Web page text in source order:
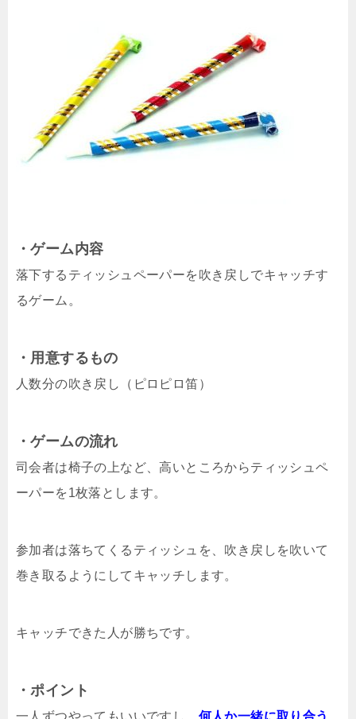
・ゲーム内容
落下するティッシュペーパーを吹き戻しでキャッチす
るゲーム。
・用意するもの
人数分の吹き戻し（ピロピロ笛）
・ゲームの流れ
司会者は椅子の上など、高いところからティッシュペ
ーパーを1枚落とします。
参加者は落ちてくるティッシュを、吹き戻しを吹いて
巻き取るようにしてキャッチします。
キャッチできた人が勝ちです。
・ポイント
一人ずつやってもいいですし、 何人か一緒に取り合う